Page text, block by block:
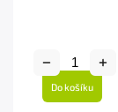
Do košíku